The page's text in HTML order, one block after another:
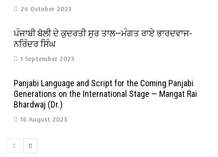
26 October 2023
ਪੰਜਾਬੀ ਬੋਲੀ ਦੇ ਕੁਦਰਤੀ ਸੁਰ ਤਾਲ—ਮੰਗਤ ਰਾਏ ਭਾਰਦਵਾਜ-
ਨਰਿੰਦਰ ਸਿੰਘ
1 September 2023
Panjabi Language and Script for the Coming Panjabi
Generations on the International Stage — Mangat Rai
Bhardwaj (Dr.)
16 August 2023